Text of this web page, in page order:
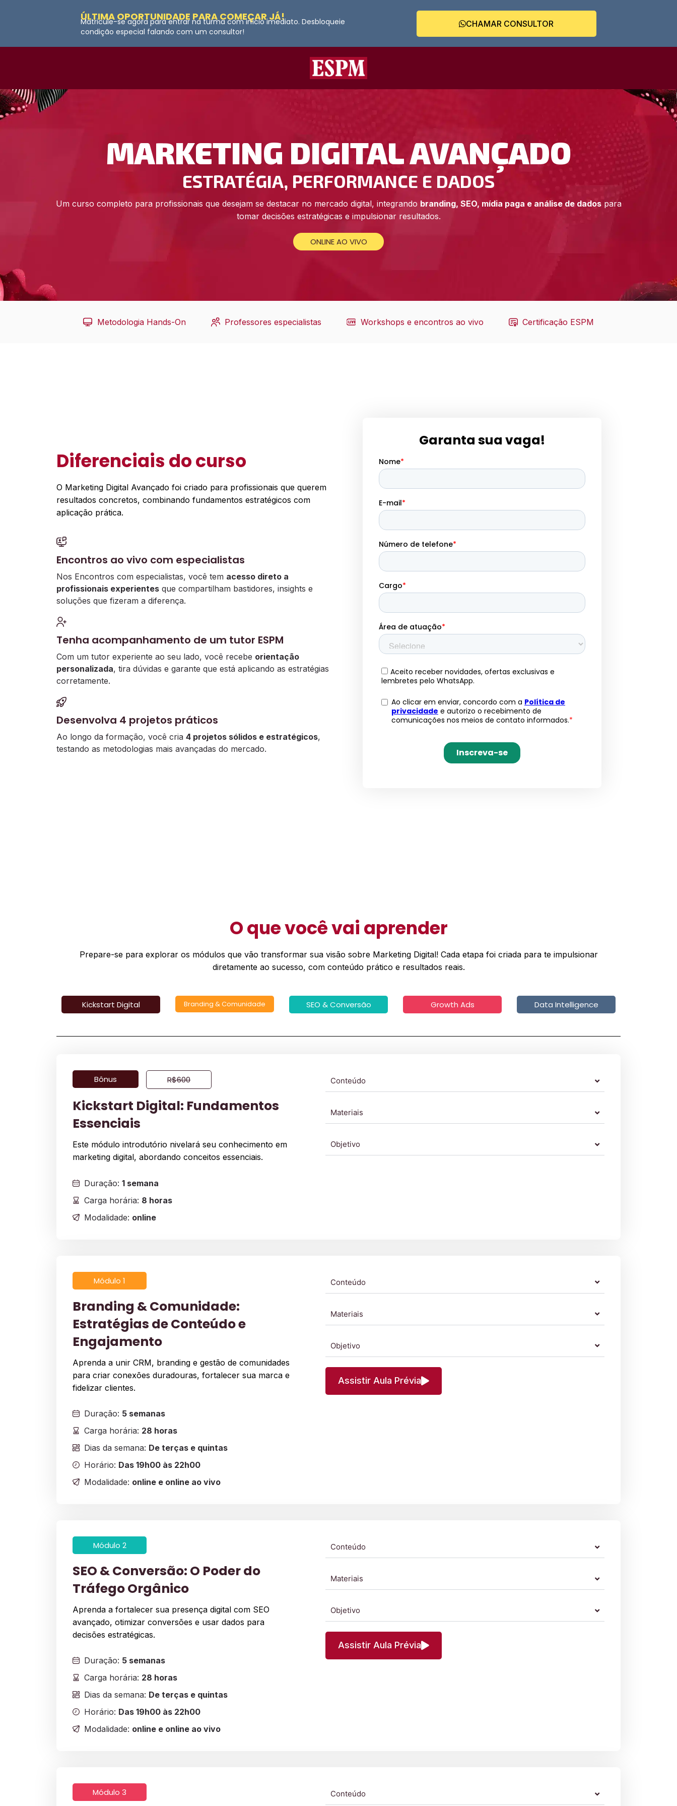
ÚLTIMA OPORTUNIDADE PARA COMEÇAR JÁ!
Matricule-se agora para entrar na turma com início imediato. Desbloqueie
condição especial falando com um consultor!
CHAMAR CONSULTOR
MARKETING DIGITAL AVANÇADO
ESTRATÉGIA, PERFORMANCE E DADOS
Um curso completo para profissionais que desejam se destacar no mercado digital, integrando branding, SEO, mídia paga e análise de dadospara
tomar decisões estratégicas e impulsionar resultados.
ONLINE AO VIVO
Metodologia Hands-On Professores especialistas Workshops e encontros ao vivo Certificação ESPM
Diferenciais do curso
O Marketing Digital Avançado foi criado para profissionais que querem
resultados concretos, combinando fundamentos estratégicos com
aplicação prática.
Encontros ao vivo com especialistas
Nos Encontros com especialistas, você tem acesso direto a
profissionais experientes que compartilham bastidores, insights e
soluções que fizeram a diferença.
Tenha acompanhamento de um tutor ESPM
Com um tutor experiente ao seu lado, você recebe orientação
personalizada, tira dúvidas e garante que está aplicando as estratégias
corretamente.
Desenvolva 4 projetos práticos
Ao longo da formação, você cria 4 projetos sólidos e estratégicos,
testando as metodologias mais avançadas do mercado.
Garanta sua vaga!
O que você vai aprender
Prepare-se para explorar os módulos que vão transformar sua visão sobre Marketing Digital! Cada etapa foi criada para te impulsionar
diretamente ao sucesso, com conteúdo prático e resultados reais.
Kickstart Digital Branding & Comunidade SEO & Conversão Growth Ads Data Intelligence
Bônus R$600
Kickstart Digital: Fundamentos
Essenciais
Este módulo introdutório nivelará seu conhecimento em
marketing digital, abordando conceitos essenciais.
Duração: 1 semana
Carga horária: 8 horas
Modalidade: online
Conteúdo
Materiais
Objetivo
Módulo 1
Branding & Comunidade:
Estratégias de Conteúdo e
Engajamento
Aprenda a unir CRM, branding e gestão de comunidades
para criar conexões duradouras, fortalecer sua marca e
fidelizar clientes.
Duração: 5 semanas
Carga horária: 28 horas
Dias da semana: De terças e quintas
Horário: Das 19h00 às 22h00
Modalidade: online e online ao vivo
Conteúdo
Materiais
Objetivo
Assistir Aula Prévia
Módulo 2
SEO & Conversão: O Poder do
Tráfego Orgânico
Aprenda a fortalecer sua presença digital com SEO
avançado, otimizar conversões e usar dados para
decisões estratégicas.
Duração: 5 semanas
Carga horária: 28 horas
Dias da semana: De terças e quintas
Horário: Das 19h00 às 22h00
Modalidade: online e online ao vivo
Conteúdo
Materiais
Objetivo
Assistir Aula Prévia
Módulo 3 Conteúdo